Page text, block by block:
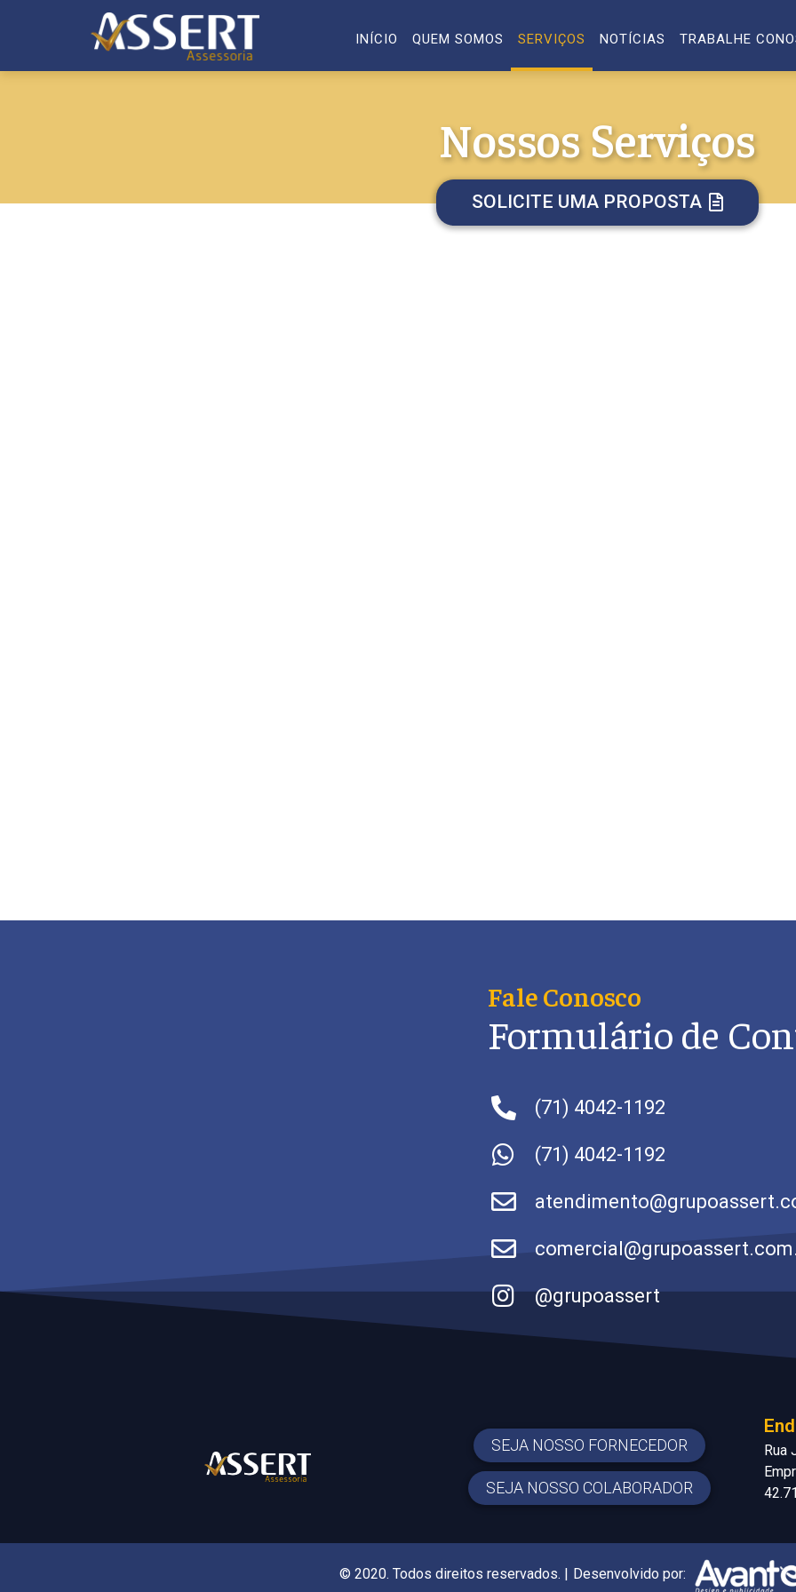
INÍCIO QUEM SOMOS SERVIÇOS NOTÍCIAS TRABALHE
Nossos Serviços
SOLICITE UMA PROPOSTA
Fale Conosco
Formulário de
(71) 4042-1192
(71) 4042-1192
@grupoassert
SEJA NOSSO FORNECEDOR
SEJA NOSSO COLABORADOR
Rua
© 2020. Todos direitos reservados. | Desenvolvido por: